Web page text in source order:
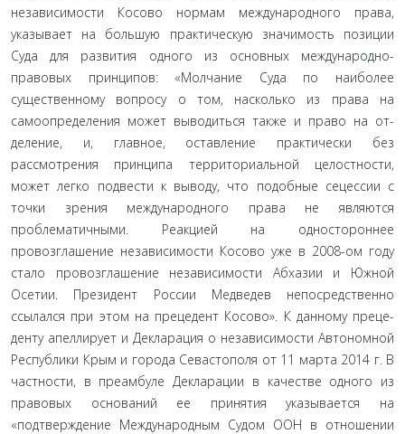
независимости Косово нормам международного права,
указывает на большую практическую значимость позиции
Суда для развития одного из основных международно-
правовых принципов: «Молчание Суда по наиболее
существенному вопросу о том, насколько из права на
самоопределения может выводиться также и право на от­
деление, и, главное, оставление практически без
рассмотрения принципа территориальной целостности,
может легко подве­сти к выводу, что подобные сецессии с
точки зрения между­народного права не являются
проблематичными. Реакцией на одностороннее
провозглашение независимости Косово уже в 2008-ом году
стало провозглашение независимости Абхазии и Южной
Осетии. Президент России Медведев непосредственно
ссылался при этом на прецедент Косово». К данному преце­
денту апеллирует и Декларация о независимости Автономной
Республики Крым и города Севастополя от 11 марта 2014 г. В
частности, в преамбуле Декларации в качестве одного из
пра­вовых оснований ее принятия указывается на
«подтверждение Международным Судом ООН в отношении